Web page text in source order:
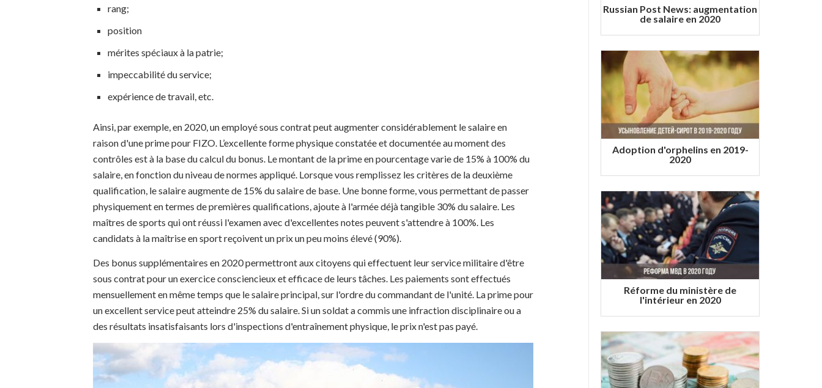
rang;
position
mérites spéciaux à la patrie;
impeccabilité du service;
expérience de travail, etc.
Ainsi, par exemple, en 2020, un employé sous contrat peut augmenter considérablement le salaire en
raison d'une prime pour FIZO. L’excellente forme physique constatée et documentée au moment des
contrôles est à la base du calcul du bonus. Le montant de la prime en pourcentage varie de 15% à 100% du
salaire, en fonction du niveau de normes appliqué. Lorsque vous remplissez les critères de la deuxième
qualification, le salaire augmente de 15% du salaire de base. Une bonne forme, vous permettant de passer
physiquement en termes de premières qualifications, ajoute à l'armée déjà tangible 30% du salaire. Les
maîtres de sports qui ont réussi l'examen avec d'excellentes notes peuvent s'attendre à 100%. Les
candidats à la maîtrise en sport reçoivent un prix un peu moins élevé (90%).
Des bonus supplémentaires en 2020 permettront aux citoyens qui effectuent leur service militaire d'être
sous contrat pour un exercice consciencieux et efficace de leurs tâches. Les paiements sont effectués
mensuellement en même temps que le salaire principal, sur l'ordre du commandant de l'unité. La prime pour
un excellent service peut atteindre 25% du salaire. Si un soldat a commis une infraction disciplinaire ou a
des résultats insatisfaisants lors d'inspections d'entraînement physique, le prix n'est pas payé.
Russian Post News: augmentation
de salaire en 2020
Adoption d'orphelins en 2019-
2020
Réforme du ministère de
l'intérieur en 2020